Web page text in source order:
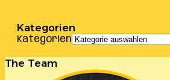
Kategorien
Kategorien
The Team